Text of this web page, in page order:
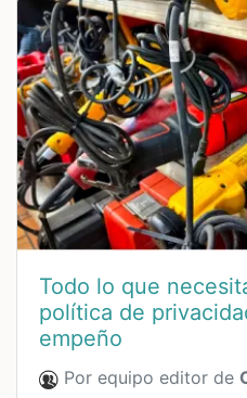
Todo lo que
política de
empeño
Por equipo editor de